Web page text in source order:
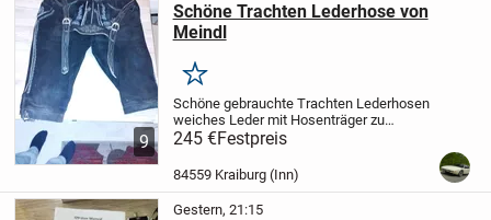
9
Schöne Trachten Lederhose von
Meindl
Merken
Schöne gebrauchte Trachten Lederhosen
weiches Leder mit Hosenträger zu
Verkaufen von Meindl ist mir an den
Beinen zu kurz Größe 50 bis 56 Versand
bezahle ichÜbernehme keine Haftung
und auch keine...
245 €Festpreis
84559 Kraiburg (Inn)
Gestern, 21:15